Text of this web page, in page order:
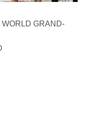
GRAND-